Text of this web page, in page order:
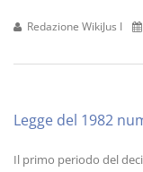
Redazione WikiJus I
Legge del 1982
Il primo periodo del